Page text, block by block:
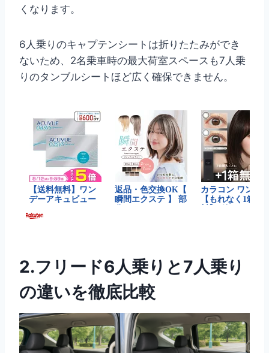
くなります。
6人乗りのキャプテンシートは折りたたみができ
ないため、2名乗車時の最大荷室スペースも7人乗
りのタンブルシートほど広く確保できません。
2.フリード6人乗りと7人乗り
の違いを徹底比較